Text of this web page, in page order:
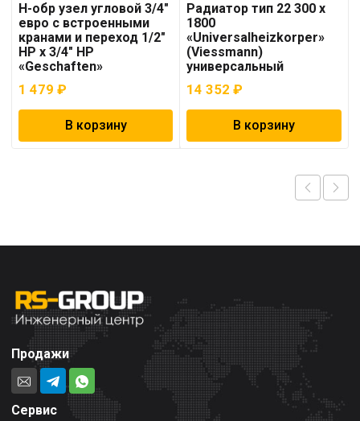
Н-обр узел угловой 3/4″
евро с встроенными
кранами и переход 1/2″
НР х 3/4″ НР
«Geschaften»
1 479 ₽
В корзину
Радиатор тип 22 300 x
1800
«Universalheizkorper»
(Viessmann)
универсальный
14 352₽
В корзину
Продажи
Сервис